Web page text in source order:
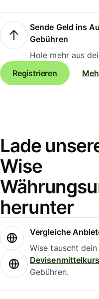
Sende Geld ins
Gebühren
Hole mehr aus
Registrieren
Lade
Wise
herunter
Vergleiche
Wise tauscht
Devisenmittelkurs
Gebühren.